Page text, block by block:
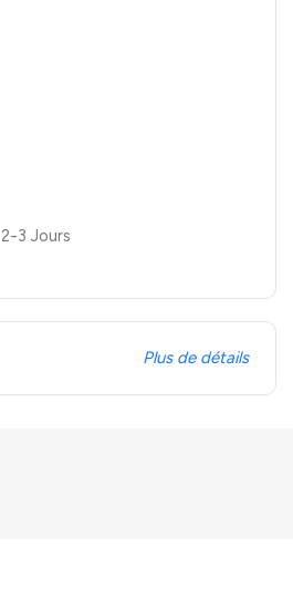
2-3 Jours
Plus de détails